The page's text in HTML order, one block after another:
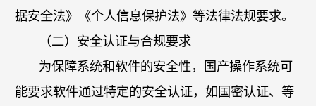
据安全法》《个人信息保护法》等法律法规要求。
（二）安全认证与合规要求
为保障系统和软件的安全性，国产操作系统可
能要求软件通过特定的安全认证，如国密认证、等